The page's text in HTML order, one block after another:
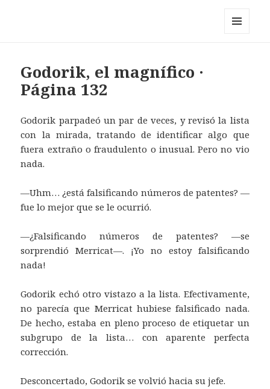
Godorik, el magnífico ·
Página 132
Godorik parpadeó un par de veces, y revisó la lista
con la mirada, tratando de identificar algo que
fuera extraño o fraudulento o inusual. Pero no vio
nada.
—Uhm… ¿está falsificando números de patentes? —
fue lo mejor que se le ocurrió.
—¿Falsificando números de patentes? —se
sorprendió Merricat—. ¡Yo no estoy falsificando
nada!
Godorik echó otro vistazo a la lista. Efectivamente,
no parecía que Merricat hubiese falsificado nada.
De hecho, estaba en pleno proceso de etiquetar un
subgrupo de la lista… con aparente perfecta
corrección.
Desconcertado, Godorik se volvió hacia su jefe.